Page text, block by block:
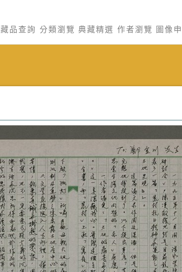
藏品查詢 分類瀏覽 典藏精選 作者瀏覽 圖像